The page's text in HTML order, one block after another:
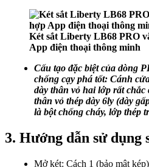
Két sắt Liberty LB68 PRO
App điện thoại thông minh
Cấu tạo đặc biệt của dòng
chống cạy phá tốt: Cánh
dày thân vỏ hai lớp rất chắc
thân vỏ thép dày 6ly (dày
là bột chống cháy, lớp thép
3. Hướng dẫn sử dụng
Mở két: Cách 1 (bảo mật